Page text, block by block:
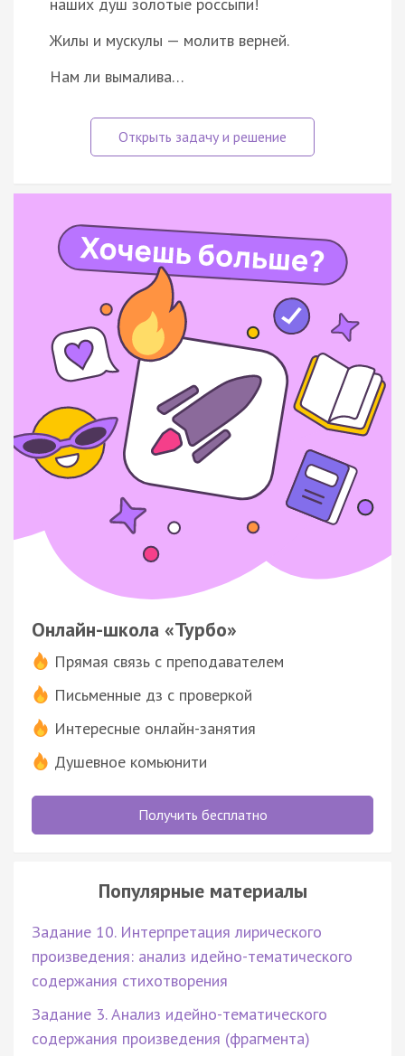
Жилы и мускулы — молитв верней.
Нам ли вымалива…
Онлайн-школа «Турбо»
Прямая связь с преподавателем
Письменные дз с проверкой
Интересные онлайн-занятия
Душевное комьюнити
Получить бесплатно
Популярные материалы
Задание 10. Интерпретация лирического
произведения: анализ идейно-тематического
содержания стихотворения
Задание 3. Анализ идейно-тематического
содержания произведения (фрагмента)